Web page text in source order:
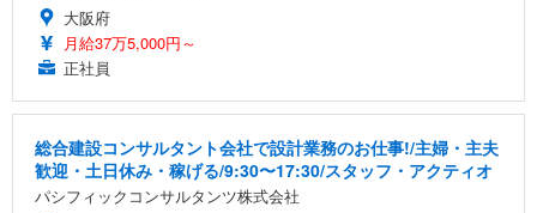
大阪府
月給37万5,000円～
正社員
総合建設コンサルタント会社で設計業務のお仕事!/主婦・主夫
歓迎・土日休み・稼げる/9:30〜17:30/スタッフ・アクティオ
パシフィックコンサルタンツ株式会社